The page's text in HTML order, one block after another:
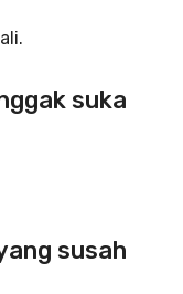
suka
susah